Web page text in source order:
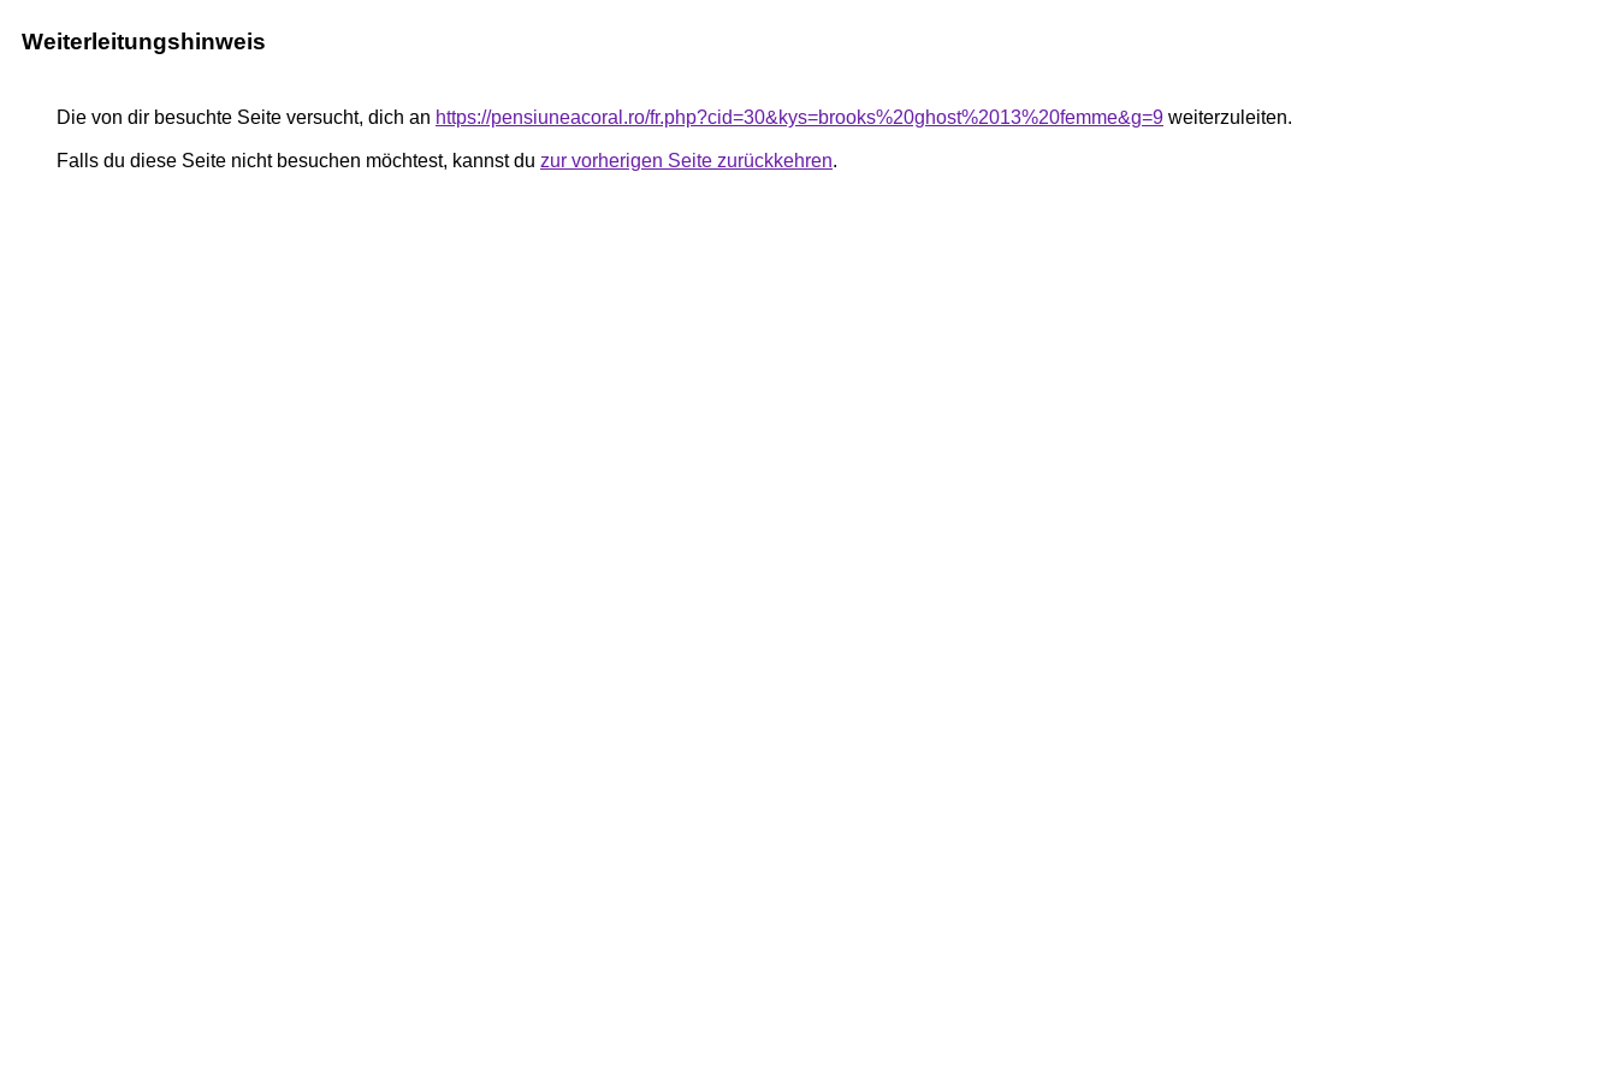
Weiterleitungshinweis
Die von dir besuchte Seite versucht, dich an https://pensiuneacoral.ro/fr.php?cid=30&kys=brooks%20ghost%2013%20femme&g=9 weiterzuleiten.
Falls du diese Seite nicht besuchen möchtest, kannst du zur vorherigen Seite zurückkehren.